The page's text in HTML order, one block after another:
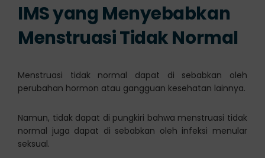
IMS yang Menyebabkan
Menstruasi Tidak Normal
Menstruasi tidak normal dapat di sebabkan oleh
perubahan hormon atau gangguan kesehatan lainnya.
Namun, tidak dapat di pungkiri bahwa menstruasi tidak
normal juga dapat di sebabkan oleh infeksi menular
seksual.